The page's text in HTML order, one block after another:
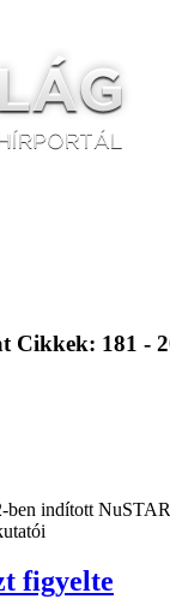
Cikkek: 181 -
indított
figyelte